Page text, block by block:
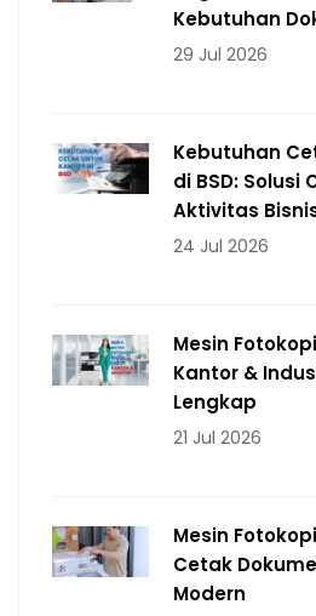
Kebutuhan
29 Jul 2026
Kebutuhan
di BSD: Solusi
Aktivitas
24 Jul 2026
Mesin
Kantor &
Lengkap
21 Jul 2026
Mesin
Cetak
Modern